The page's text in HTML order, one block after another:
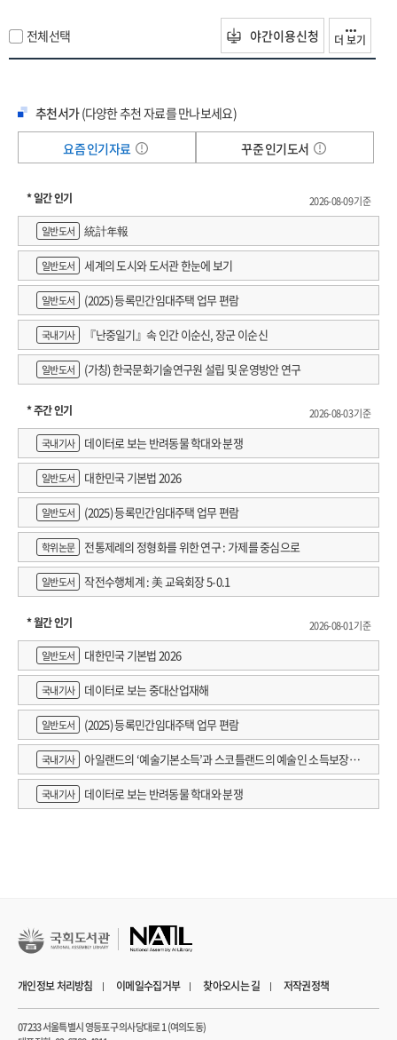
전체선택 야간이용신청 더 보기
추천서가(다양한 추천 자료를 만나보세요)
요즘 인기자료
꾸준 인기도서
* 일간 인기
2026-08-09 기준
일반도서
統計年報
일반도서 세계의 도시와 도서관 한눈에 보기
일반도서 (2025) 등록민간임대주택 업무 편람
국내기사 『난중일기』속 인간 이순신, 장군 이순신
일반도서 (가칭) 한국문화기술연구원 설립 및 운영방안 연구
* 주간 인기
2026-08-03 기준
국내기사
데이터로 보는 반려동물 학대와 분쟁
일반도서 대한민국 기본법 2026
일반도서 (2025) 등록민간임대주택 업무 편람
학위논문 전통제례의 정형화를 위한 연구 : 가제를 중심으로
일반도서 작전수행체계 : 美 교육회장 5-0.1
* 월간 인기
2026-08-01 기준
일반도서
대한민국 기본법 2026
국내기사 데이터로 보는 중대산업재해
일반도서 (2025) 등록민간임대주택 업무 편람
국내기사
아일랜드의 ‘예술기본소득’과 스코틀랜드의 예술인 소득보장정
책 논의
국내기사 데이터로 보는 반려동물 학대와 분쟁
개인정보 처리방침 이메일수집거부 찾아오시는 길 저작권정책
07233 서울특별시 영등포구 의사당대로 1 (여의도동)